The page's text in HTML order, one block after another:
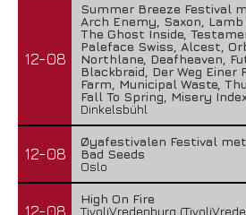
12-08
Summer Breeze Festival
Arch Enemy, Saxon, Lamb
The Ghost Inside,
Paleface Swiss, Alcest,
Northlane, Deafheaven,
Blackbraid, Der Weg Einer
Farm, Municipal Waste,
Fall To Spring, Misery
Dinkelsbühl
12-08
Øyafestivalen Festival met
Bad Seeds
Oslo
12-08
High On Fire
TivoliVredenburg